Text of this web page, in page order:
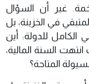
غير أن السؤال
في الخزينة، بل
الكامل للدولة: أين
السنة المالية،
المتاحة؟